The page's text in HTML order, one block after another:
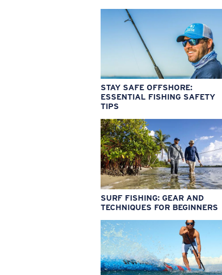
STAY SAFE OFFSHORE:
ESSENTIAL FISHING SAFETY
TIPS
SURF FISHING: GEAR AND
TECHNIQUES FOR BEGINNERS